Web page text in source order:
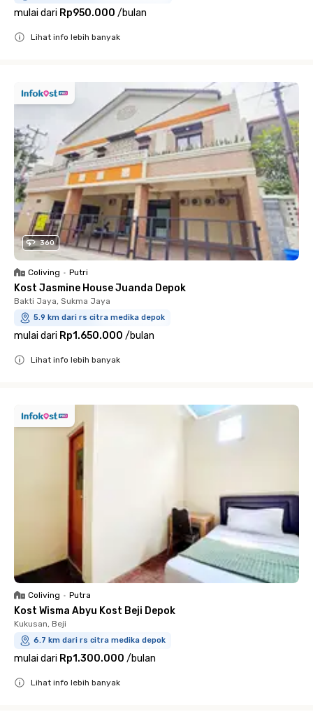
mulai dari Rp950.000 /bulan
Lihat info lebih banyak
360
Coliving • Putri
Kost Jasmine House Juanda Depok
Bakti Jaya, Sukma Jaya
5.9 km dari rs citra medika depok
mulai dari Rp1.650.000 /bulan
Lihat info lebih banyak
Coliving • Putra
Kost Wisma Abyu Kost Beji Depok
Kukusan, Beji
6.7 km dari rs citra medika depok
mulai dari Rp1.300.000 /bulan
Lihat info lebih banyak